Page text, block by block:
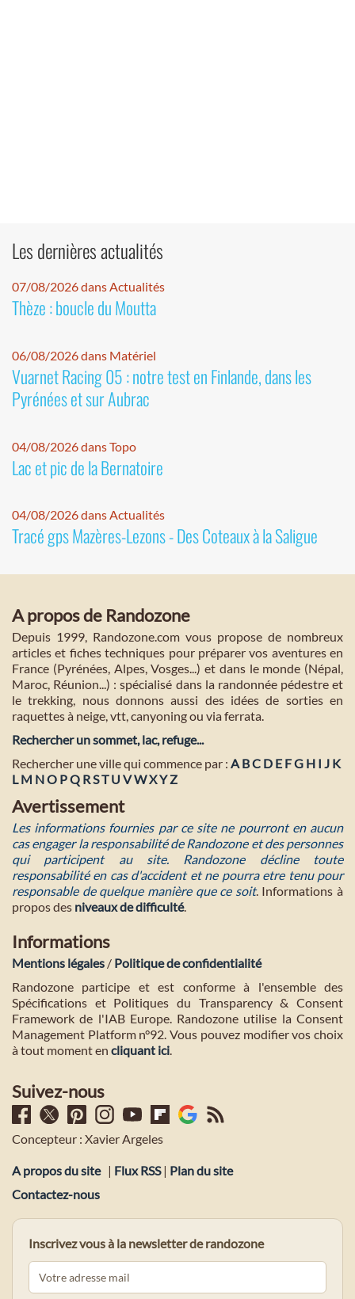
Les dernières actualités
07/08/2026 dans Actualités
Thèze : boucle du Moutta
06/08/2026 dans Matériel
Vuarnet Racing 05 : notre test en Finlande, dans les
Pyrénées et sur Aubrac
04/08/2026 dans Topo
Lac et pic de la Bernatoire
04/08/2026 dans Actualités
Tracé gps Mazères-Lezons - Des Coteaux à la Saligue
A propos de Randozone
Depuis 1999, Randozone.com vous propose de nombreux
articles et fiches techniques pour préparer vos aventures en
France (Pyrénées, Alpes, Vosges...) et dans le monde (Népal,
Maroc, Réunion...) : spécialisé dans la randonnée pédestre et
le trekking, nous donnons aussi des idées de sorties en
raquettes à neige, vtt, canyoning ou via ferrata.
Rechercher un sommet, lac, refuge...
Rechercher une ville qui commence par : A BC D E FG H I J K
L M NO PQ RST U VWXYZ
Avertissement
Les informations fournies par ce site ne pourront en aucun
cas engager la responsabilité de Randozone et des personnes
qui participent au site. Randozone décline toute
responsabilité en cas d'accident et ne pourra etre tenu pour
responsable de quelque manière que ce soit. Informations à
propos des niveaux de difficulté.
Informations
Mentions légales / Politique de confidentialité
Randozone participe et est conforme à l'ensemble des
Spécifications et Politiques du Transparency & Consent
Framework de l'IAB Europe. Randozone utilise la Consent
Management Platform n°92. Vous pouvez modifier vos choix
à tout moment en cliquant ici.
Suivez-nous
Concepteur : Xavier Argeles
A propos du site | Flux RSS| Plan du site
Contactez-nous
Inscrivez vous à la newsletter de randozone